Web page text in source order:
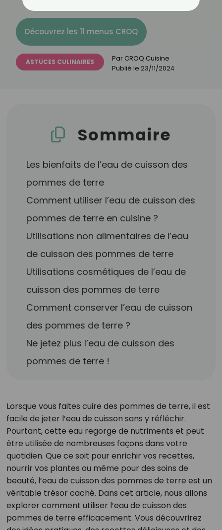
Découvrez les 11 menus CROQ
ASTUCES CULINAIRES Par CROQ Cuisine
Publié le 23/11/2024
Sommaire
Les bienfaits de l’eau de cuisson des
pommes de terre
Comment utiliser l’eau de cuisson des
pommes de terre en cuisine ?
Utilisations non alimentaires de l’eau
de cuisson des pommes de terre
Utilisations cosmétiques de l’eau de
cuisson des pommes de terre
Comment conserver l’eau de cuisson
des pommes de terre ?
Ne jetez plus l’eau de cuisson des
pommes de terre !
Lorsque vous faites cuire des pommes de terre, il est
facile de jeter l’eau de cuisson sans y réfléchir.
Pourtant, cette eau regorge de nutriments et peut
être utilisée de nombreuses façons dans votre
quotidien. Que ce soit pour enrichir vos recettes,
nourrir vos plantes ou même pour des soins de
beauté, l’eau de cuisson des pommes de terre est un
véritable trésor caché. Dans cet article, nous allons
explorer comment utiliser l’eau de cuisson des
pommes de terre efficacement. Vous découvrirez